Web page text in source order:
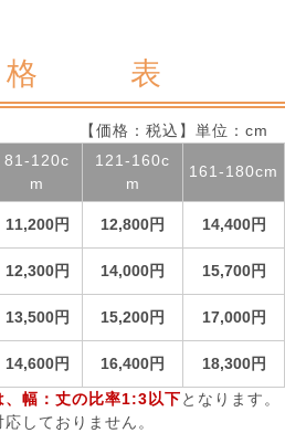
表
【価格：税込】単位：cm
81-120c
m
121-160c
m
161-180cm
11,200円 12,800円 14,400円
12,300円 14,000円 15,700円
13,500円 15,200円 17,000円
14,600円 16,400円
18,300円
、幅：丈の比率1:3以下となります。
しておりません。